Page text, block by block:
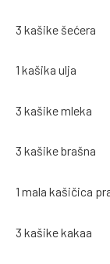
3 kašike šećera
1 kašika ulja
3 kašike mleka
3 kašike brašna
1 mala kašičica
3 kašike kakaa